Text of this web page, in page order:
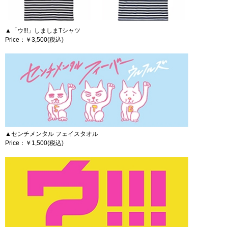
▲「ウ!!!」しましまTシャツ
Price：￥3,500(税込)
▲センチメンタル フェイスタオル
Price：￥1,500(税込)